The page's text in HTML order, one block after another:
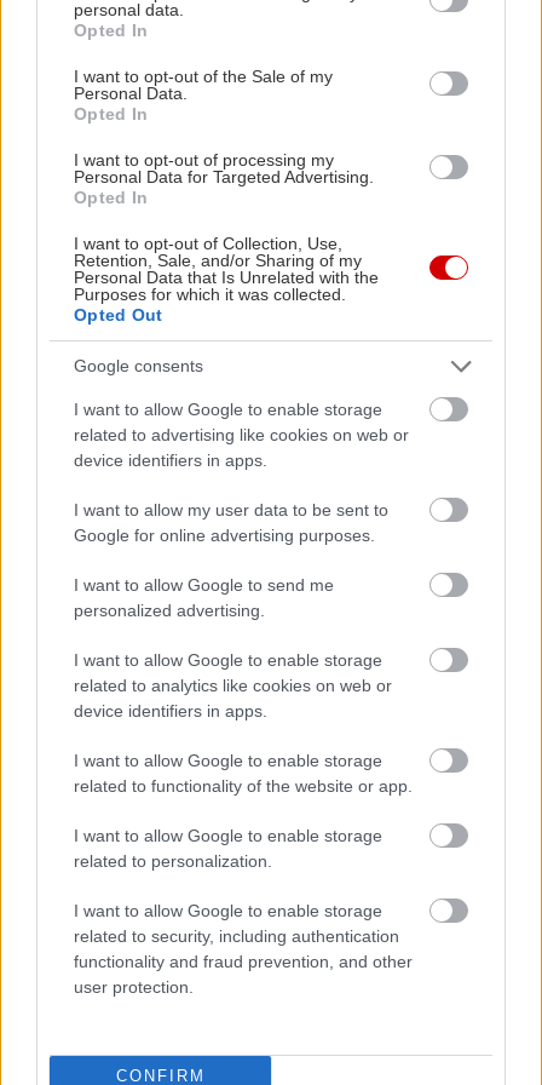
grant or deny consent to Google and its third-party tags to
use your data for below specified purposes in below Google
consent section.
personal data.
Opted In
I want to opt-out of the Sale of my
Personal Data.
Opted In
I want to opt-out of processing my
Personal Data for Targeted Advertising.
Opted In
I want to opt-out of Collection, Use,
Retention, Sale, and/or Sharing of my
Personal Data that Is Unrelated with the
Purposes for which it was collected.
Opted Out
Google consents
I want to allow Google to enable storage
related to advertising like cookies on web or
device identifiers in apps.
I want to allow my user data to be sent to
Google for online advertising purposes.
I want to allow Google to send me
personalized advertising.
I want to allow Google to enable storage
related to analytics like cookies on web or
device identifiers in apps.
I want to allow Google to enable storage
related to functionality of the website or app.
I want to allow Google to enable storage
related to personalization.
I want to allow Google to enable storage
related to security, including authentication
functionality and fraud prevention, and other
user protection.
CONFIRM
αποδοτική για εσάς.
*Baby sitting
Η εμπειρία σας με τα παιδιά σας μπορεί να κάνει
την διαφορά. Αν έχετε ταλέντο στο να
επικοινωνείτε με τις μικρές ηλικίες και να
πιθανότητες να σας επιλέξουν για να τα κρατάτε,
όσο οι γονείς λείπουν. Κατ΄αντιστοιχία, μπορείτε
να αναλάβετε να προσέχετε κάποιον ηλικιωμένο
έναντι αμοιβής. Αρκεί, σε οποιαδήποτε από τις
παραπάνω περιπτώσεις να έχετε αναλογιστεί τις
ευθύνες που αναλαμβάνετε.
Δεν είναι λίγες οι εταιρίες που ακολουθούν την
Αναλαμβάνετε να πουλήσετε για παράδειγμα μία
συγκεκριμένη ποσότητα καλλυντικών –κάτι που
δεν είναι ιδιαίτερα δύσκολο αν απευθυνθείτε στον
θηλυκό κύκλο σας- και κρατάτε ένα ποσοστό από
παραδείγματι, είναι η εταιρία Avon, όπου
μπορείτε να κάνετε αίτηση για να γίνετε
αντιπρόσωπος πώλησηςεδώ.
«50+»: Η Ελλάδα των 50και οργανώνεται
Οι ηλικιακές διακρίσεις εις βάρος των πιο ώριμων
ηλικιών παρακίνησαν μία ομάδα πολιτών να
«χτίσουν» την ιδιαίτερα οργανωμένη ΜΚΟ
ποιότητας ζωήςτων Ελλήνων που έχουν…